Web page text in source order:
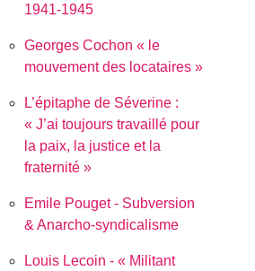
1941-1945
Georges Cochon « le
mouvement des locataires »
L’épitaphe de Séverine :
J’ai toujours travaillé pour
la paix, la justice et la
fraternité
Emile Pouget - Subversion
& Anarcho-syndicalisme
Louis Lecoin - « Militant